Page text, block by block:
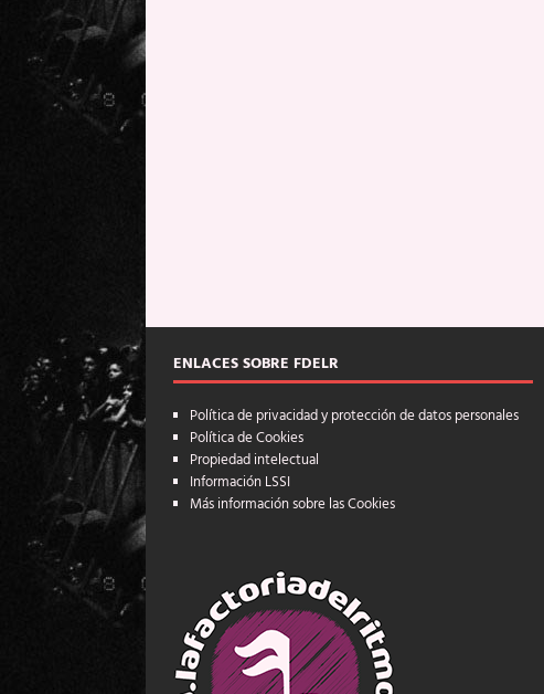
ENLACES SOBRE FDELR
Política de privacidad y protección de datos personales
Política de Cookies
Propiedad intelectual
Información LSSI
Más información sobre las Cookies